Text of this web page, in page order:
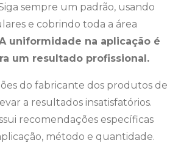
sempre um padrão, usando
e cobrindo toda a área
uniformidade na aplicação é
um resultado profissional.
do fabricante dos produtos de
a resultados insatisfatórios.
recomendações específicas
método e quantidade.